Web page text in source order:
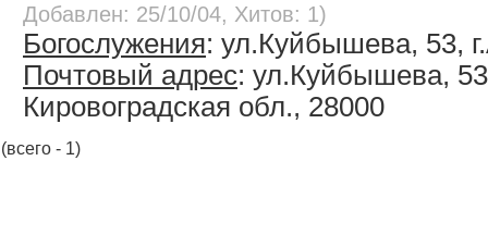
Добавлен: 25/10/04, Хитов: 1)
Богослужения: ул.Куйбышева, 53,
Почтовый адрес: ул.Куйбышева,
Кировоградская обл., 28000
(всего - 1)